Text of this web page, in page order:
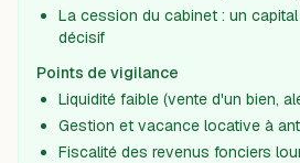
La cession du cabinet : un
décisif
Points de vigilance
Liquidité faible (vente d'un bien,
Gestion et vacance locative à
Fiscalité des revenus fonciers